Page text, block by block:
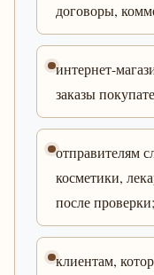
договоры,
интернет-
заказы
отправителям
косметики,
после проверки;
клиентам,